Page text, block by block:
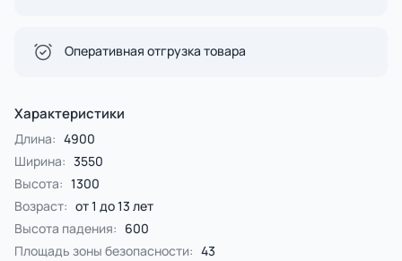
Оперативная отгрузка товара
Характеристики
Длина: 4900
Ширина: 3550
Высота: 1300
Возраст: от 1 до 13 лет
Высота падения: 600
Площадь зоны безопасности: 43